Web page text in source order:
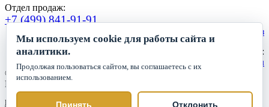
Отдел продаж:
+7 (499) 841-91-91
Сделать заказ
Круглосуточный прием заявок:
zakaz1@progress91.ru
©2019-2026. ООО «ГК Прогресс»
Все права защищены.
Политика обработки персональных данных
Мы используем cookie для работы сайта и
аналитики.
Продолжая пользоваться сайтом, вы соглашаетесь с их
использованием.
Принять Отклонить